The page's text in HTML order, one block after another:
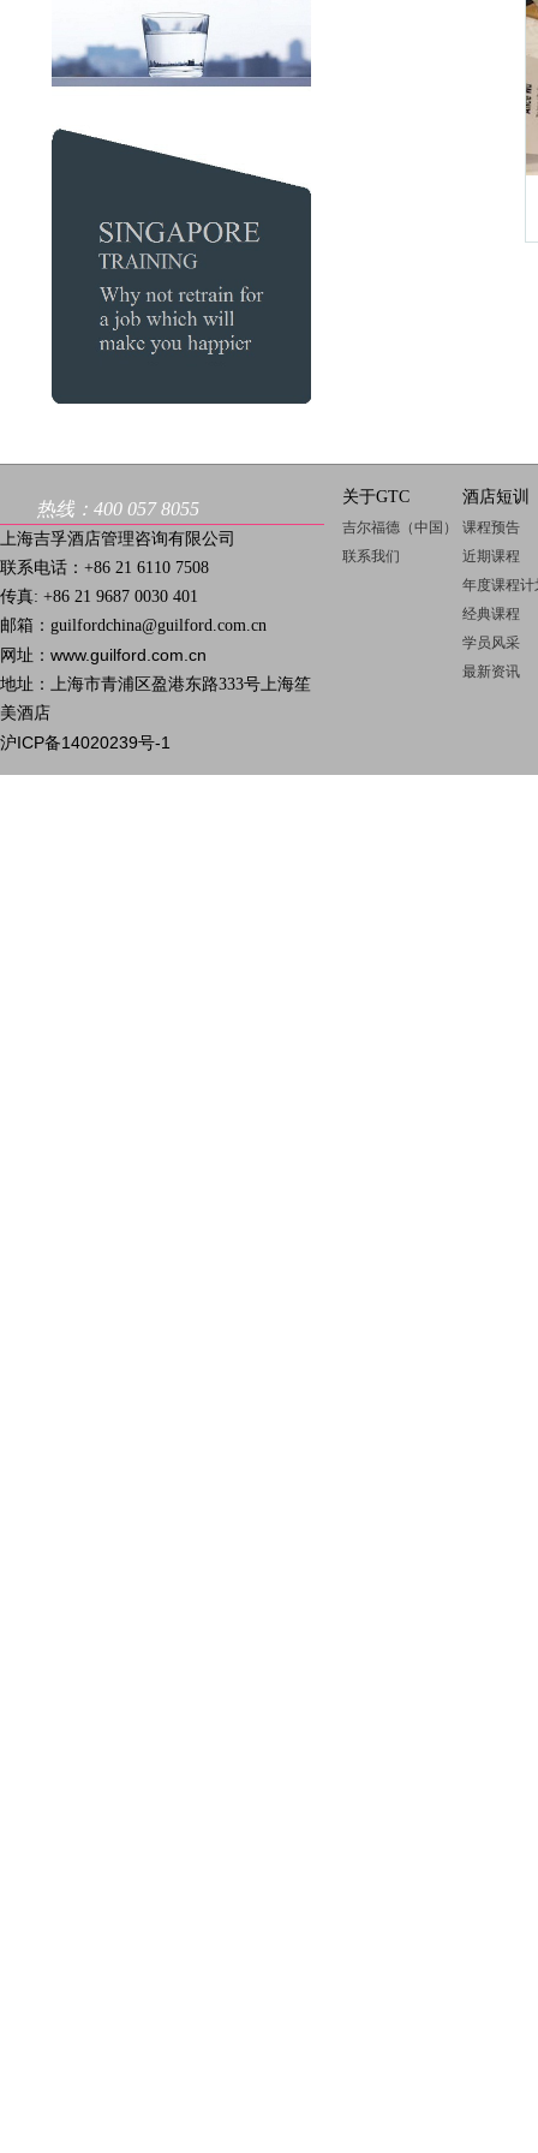
热线：400 057 8055
上海吉孚酒店管理咨询有限公司
联系电话：+86 21 6110 7508
传真: +86 21 9687 0030 401
邮箱：guilfordchina@guilford.com.cn
网址： www.guilford.com.cn
地址：上海市青浦区盈港东路333号上海笙
美酒店
沪ICP备14020239号-1
关于GTC
吉尔福德（中国）
联系我们
酒店短训
课程预告
近期课程
年度课程计
经典课程
学员风采
最新资讯